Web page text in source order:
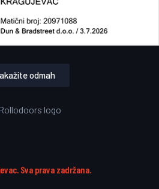
odmah
Sva prava zadržana.